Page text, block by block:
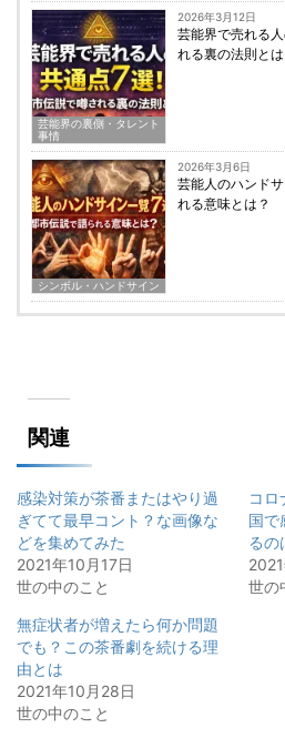
芸能界の裏側・タレント
事情
2026年3月12日
芸能界で売れる
れる裏の法則とは
シンボル・ハンドサイン
2026年3月6日
芸能人のハンド
れる意味とは？
関連
感染対策が茶番またはやり過
ぎてて最早コント？な画像な
どを集めてみた
2021年10月17日
世の中のこと
コロ
国で
るの
世の
無症状者が増えたら何か問題
でも？この茶番劇を続ける理
由とは
2021年10月28日
世の中のこと